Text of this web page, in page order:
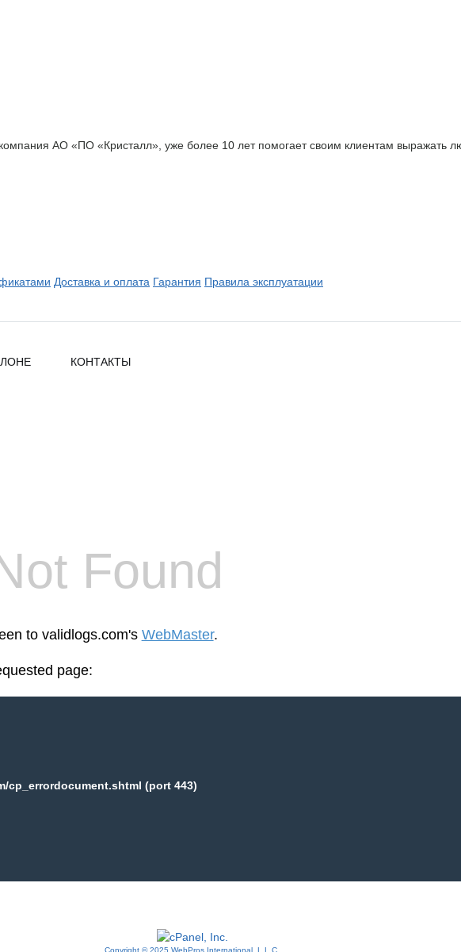
АО «ПО «Кристалл», уже более 10 лет помогает своим клиентам выражать
Доставка и оплата Гарантия Правила эксплуатации
КОНТАКТЫ
Found
to validlogs.com's WebMaster.
page:
cp_errordocument.shtml (port 443)
Copyright © 2025 WebPros International, L.L.C.